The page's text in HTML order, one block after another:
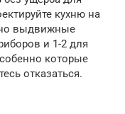
кухню на
выдвижные
и 1-2 для
которые
отказаться.